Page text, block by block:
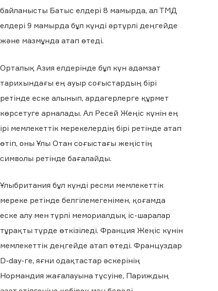
байланысты Батыс елдері 8 мамырда, ал ТМД
елдері 9 мамырда бұл күнді әртүрлі деңгейде
және мазмұнда атап өтеді.
Орталық Азия елдерінде бұл күн адамзат
тарихындағы ең ауыр соғыстардың бірі
ретінде еске алынып, ардагерлерге құрмет
көрсетуге арналады. Ал Ресей Жеңіс күнін ең
ірі мемлекеттік мерекелердің бірі ретінде атап
өтіп, оны Ұлы Отан соғыстағы жеңістің
символы ретінде бағалайды.
Ұлыбритания бұл күнді ресми мемлекеттік
мереке ретінде белгілемегенімен, қоғамда
еске алу мен түрлі мемориалдық іс-шаралар
тұрақты түрде өткізіледі. Франция Жеңіс күнін
мемлекеттік деңгейде атап өтеді. Француздар
D-day-ге, яғни одақтастар әскерінің
Нормандия жағалауына түсуіне, Париждың